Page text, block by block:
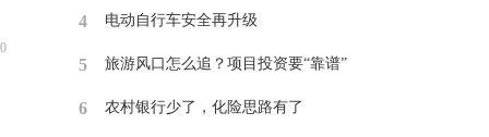
0
4 电动自行车安全再升级
5 ​旅游风口怎么追？项目投资要“靠谱”
6 ​农村银行少了，化险思路有了